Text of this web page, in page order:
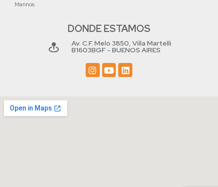
Marinos
DONDE ESTAMOS
Av. C.F. Melo 3850, Villa Martelli
B1603BGF - BUENOS AIRES